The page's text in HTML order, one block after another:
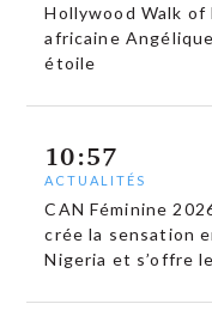
Hollywood Walk of
africaine
étoile
10:57
ACTUALITÉS
CAN Féminine
crée la sensation
Nigeria et s’offre